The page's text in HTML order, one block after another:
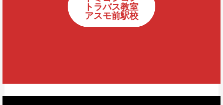
トラバス教室
アスモ前駅校